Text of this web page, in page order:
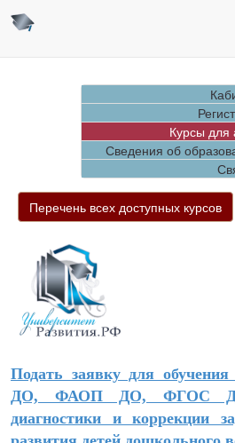
Курсы для
Сведения об
Перечень всех доступных курсов
Подать заявку для
ДО, ФАОП ДО, ФГОС
диагностики и коррекции